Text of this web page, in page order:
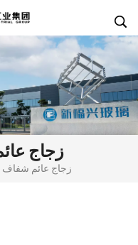
زجاج
زجاج عائم